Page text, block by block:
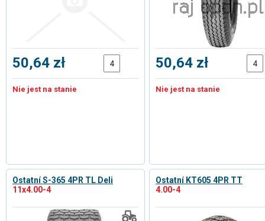
50,64 zł
Nie jest na stanie
50,64 zł
Nie jest na stanie
Ostatní S-365 4PR TL Deli
11x4.00-4
Ostatní KT605 4PR TT
4.00-4